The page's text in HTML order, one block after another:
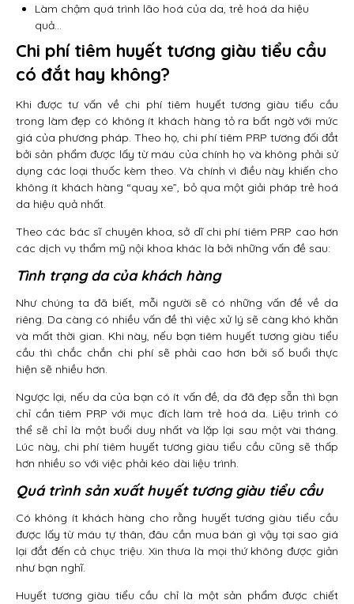
Làm chậm quá trình lão hoá của da, trẻ hoá da hiệu
quả…
Chi phí tiêm huyết tương giàu tiểu cầu
có đắt hay không?
Khi được tư vấn về chi phí tiêm huyết tương giàu tiểu cầu
trong làm đẹp có không ít khách hàng tỏ ra bất ngờ với mức
giá của phương pháp. Theo họ, chi phí tiêm PRP tương đối đắt
bởi sản phẩm được lấy từ máu của chính họ và không phải sử
dụng các loại thuốc kèm theo. Và chính vì điều này khiến cho
không ít khách hàng “quay xe”, bỏ qua một giải pháp trẻ hoá
da hiệu quả nhất.
Theo các bác sĩ chuyên khoa, sở dĩ chi phí tiêm PRP cao hơn
các dịch vụ thẩm mỹ nội khoa khác là bởi những vấn đề sau:
Tình trạng da của khách hàng
Như chúng ta đã biết, mỗi người sẽ có những vấn đề về da
riêng. Da càng có nhiều vấn đề thì việc xử lý sẽ càng khó khăn
và mất thời gian. Khi này, nếu bạn tiêm huyết tương giàu tiểu
cầu thì chắc chắn chi phí sẽ phải cao hơn bởi số buổi thực
hiện sẽ nhiều hơn.
Ngược lại, nếu da của bạn có ít vấn đề, da đã đẹp sẵn thì bạn
chỉ cần tiêm PRP với mục đích làm trẻ hoá da. Liệu trình có
thể sẽ chỉ là một buổi duy nhất và lặp lại sau một vài tháng.
Lúc này, chi phí tiêm huyết tương giàu tiểu cầu cũng sẽ thấp
hơn nhiều so với việc phải kéo dài liệu trình.
Quá trình sản xuất huyết tương giàu tiểu cầu
Có không ít khách hàng cho rằng huyết tương giàu tiểu cầu
được lấy từ máu tự thân, đâu cần mua bán gì vậy tại sao giá
lại đắt đến cả chục triệu. Xin thưa là mọi thứ không được giản
như bạn nghĩ.
Huyết tương giàu tiểu cầu chỉ là một sản phẩm được chiết